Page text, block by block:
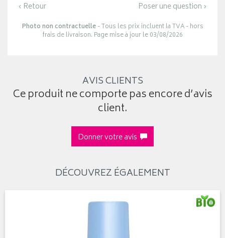
‹ Retour Poser une question ›
Photo non contractuelle- Tous les prix incluent la TVA - hors
frais de livraison. Page mise à jour le 03/08/2026
AVIS CLIENTS
Ce produit ne comporte pas encore d’avis
client.
Donner votre avis
DÉCOUVREZ ÉGALEMENT